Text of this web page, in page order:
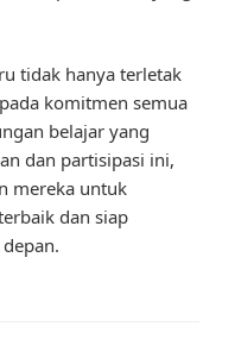
tidak hanya terletak
komitmen semua
belajar yang
dan partisipasi ini,
mereka untuk
dan siap